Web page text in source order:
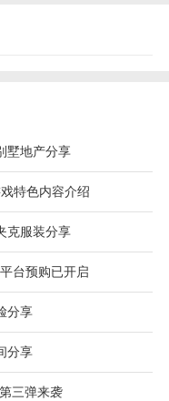
面涂鸦和老照片等
玩。
要游玩的章节。
情，点击屏幕可以
幕来收集线索，收
。
的谜题，解开所有
机游戏 ，欢迎大家
游app最好的网
墅地产分享
特色内容介绍
克服装分享
台预购已开启
分享
分享
三弹来袭